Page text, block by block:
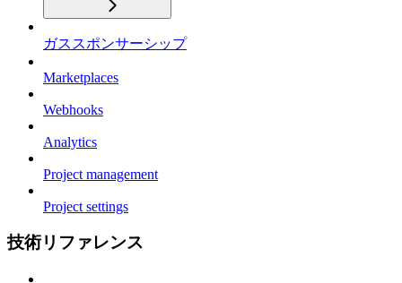
ガススポンサーシップ
Marketplaces
Webhooks
Analytics
Project management
Project settings
技術リファレンス